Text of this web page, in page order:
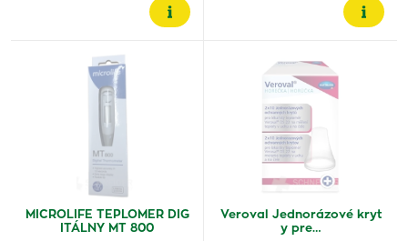
MICROLIFE TEPLOMER DIG
ITÁLNY MT 800
Veroval Jednorázové kryt
y pre…